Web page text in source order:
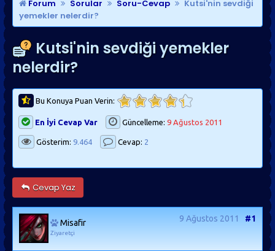
Forum Sorular Soru-Cevap
Kutsi'nin sevdiği
yemekler nelerdir?
Kutsi'nin sevdiği yemekler
nelerdir?
Bu Konuya Puan Verin:
En İyi Cevap Var Güncelleme: 9 Ağustos 2011
Gösterim: 9.464 Cevap: 2
Cevap Yaz
Misafir
Ziyaretçi
9 Ağustos 2011 #1